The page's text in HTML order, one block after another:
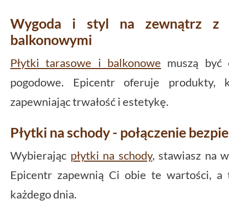
Wygoda i styl na zewnątrz z
balkonowymi
Płytki tarasowe i balkonowe muszą być
pogodowe. Epicentr oferuje produkty,
zapewniając trwałość i estetykę.
Płytki na schody - połączenie
Wybierając płytki na schody, stawiasz na
Epicentr zapewnią Ci obie te wartości, a
każdego dnia.